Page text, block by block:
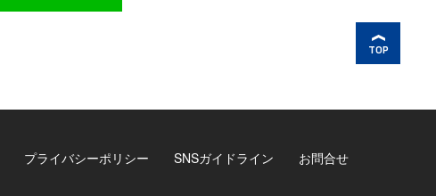
TOP
プライバシーポリシー SNSガイドライン お問合せ